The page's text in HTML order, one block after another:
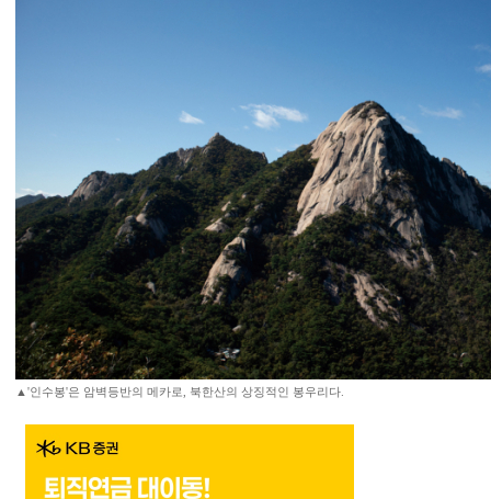
▲'인수봉'은 암벽등반의 메카로, 북한산의 상징적인 봉우리다.